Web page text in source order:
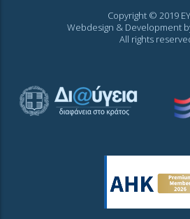
Copyright © 2019
Webdesign & Development
All rights